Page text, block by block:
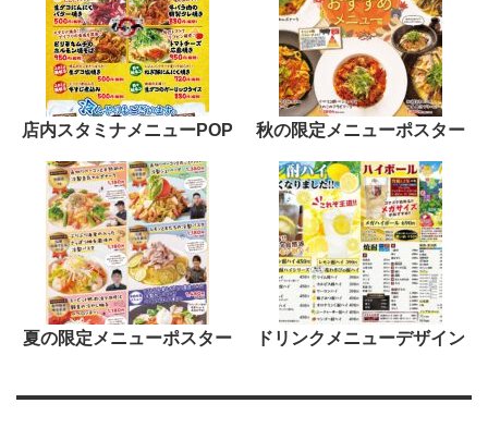
店内スタミナメニューPOP 秋の限定メニューポスター
夏の限定メニューポスター ドリンクメニューデザイン